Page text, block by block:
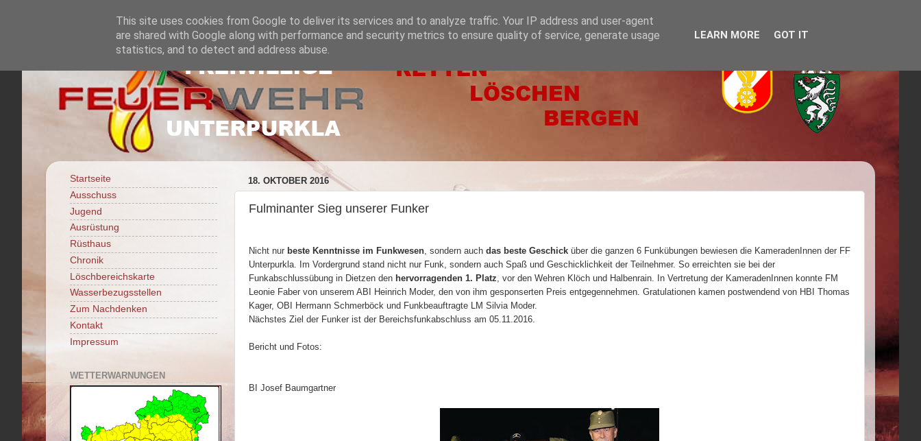
18. OKTOBER 2016
Fulminanter Sieg unserer Funker
Nicht nur beste Kenntnisse im Funkwesen, sondern auch das beste Geschick über die ganzen 6 Funkübungen bewiesen die KameradenInnen der FF
Unterpurkla. Im Vordergrund stand nicht nur Funk, sondern auch Spaß und Geschicklichkeit der Teilnehmer. So erreichten sie bei der
Funkabschlussübung in Dietzen den hervorragenden 1. Platz, vor den Wehren Klöch und Halbenrain. In Vertretung der KameradenInnen konnte FM
Leonie Faber von unserem ABI Heinrich Moder, den von ihm gesponserten Preis entgegennehmen. Gratulationen kamen postwendend von HBI Thomas
Kager, OBI Hermann Schmerböck und Funkbeauftragte LM Silvia Moder.
Nächstes Ziel der Funker ist der Bereichsfunkabschluss am 05.11.2016.
Bericht und Fotos:
BI Josef Baumgartner
Startseite
Ausschuss
Jugend
Ausrüstung
Rüsthaus
Chronik
Löschbereichskarte
Wasserbezugsstellen
Zum Nachdenken
Kontakt
Impressum
WETTERWARNUNGEN
This site uses cookies from Google to deliver its services and to analyze traffic. Your IP address and user-agent
are shared with Google along with performance and security metrics to ensure quality of service, generate usage
statistics, and to detect and address abuse.
LEARN MORE GOT IT